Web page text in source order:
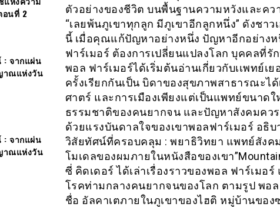
ตัวอย่างของชีวิต บนพื้นฐานความหวังและคว
“เลยพ้นภูเขาทุกลูก มีภูเขาอีกลูกหนึ่ง” ดังชา
นี้ เมื่อคุณแก้ปัญหาอย่างหนึ่ง ปัญหาอีกอย่าง
ฟาร์เมอร์ ต้องการเปลี่ยนแปลงโลก บุคคลที่
พอล ฟาร์เมอร์ได้เริ่มต้นอ่านเกี่ยวกับเเพทย์เ
ครั้งเรียกกันเป็น บิดาของสุขภาพสาธารณะไ
ศาตร์ และการเมืองเพียงแต่เป็นแพทย์ขนาด
ธรรมชาติของคนยากจน และปัญหาสังคมคว
ด้วยแรงบันดาลใจของเขาพอลฟาร์เมอร์ อธิ
วิสัยทัศน์ที่ครอบคลุม : พยาธิวิทยา แพทย์สังค
โมเดลของผมภายในหนังสือของเขา
ซี่ คิดเดอร์ ได้เล่าเรื่องราวของพอล ฟาร์เมอ
โรคท่ามกลางคนยากจนของโลก ตามรูป พอ
ชื่อ อัลคาเตภายในภูเขาของไฮติ หมู่บ้านขอ
อนที่ 2
: จากแผ่น
ณ​แห่งวัน
: จากแผ่น
ณ​แห่งวัน